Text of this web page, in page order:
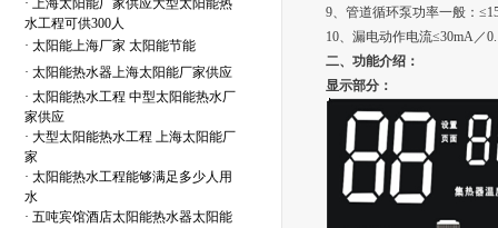
· 上海太阳能厂家供应大型太阳能热
水工程可供300人
· 太阳能上海厂家 太阳能节能
· 太阳能热水器上海太阳能厂家供应
· 太阳能热水工程 中型太阳能热水厂
家供应
· 大型太阳能热水工程 上海太阳能厂
家
· 太阳能热水工程能够满足多少人用
水
· 五吨宾馆酒店太阳能热水器太阳能
9、管道循环泵功率一般：
10、漏电动作电流≤30mA／
二、功能介绍：
显示部分：